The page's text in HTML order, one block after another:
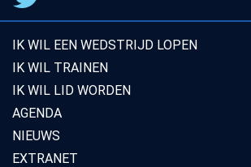
IK WIL EEN WEDSTRIJD LOPEN
IK WIL TRAINEN
IK WIL LID WORDEN
AGENDA
NIEUWS
EXTRANET